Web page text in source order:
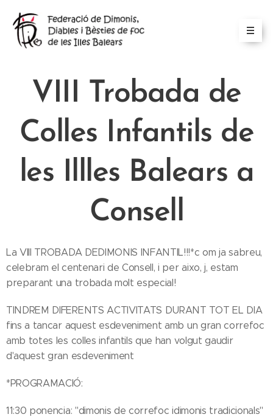
VIII Trobada de
Colles Infantils de
les Illles Balears a
Consell
La VIII TROBADA DEDIMONIS INFANTIL!!!*c om ja sabreu,
celebram el centenari de Consell, i per aixo, j, estam
preparant una trobada molt especial!
TINDREM DIFERENTS ACTIVITATS DURANT TOT EL DIA
fins a tancar aquest esdeveniment amb un gran correfoc
amb totes les colles infantils que han volgut gaudir
d'aquest gran esdeveniment
*PROGRAMACIÓ:
11:30 ponencia: "dimonis de correfoc idimonis tradicionals"